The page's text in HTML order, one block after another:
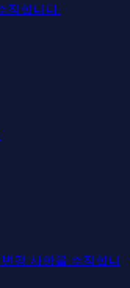
적합니다.
경 사항을 추적합니